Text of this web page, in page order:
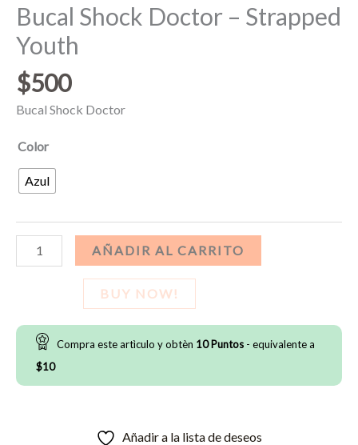
Bucal Shock Doctor – Strapped
Youth
$500
Bucal Shock Doctor
Color
Azul
Bucal
Shock
Strapped
cantidad
AÑADIR AL CARRITO
BUY NOW!
Compra este artìculo y obtèn 10Puntos - equivalente a
$10
Añadir a la lista de deseos